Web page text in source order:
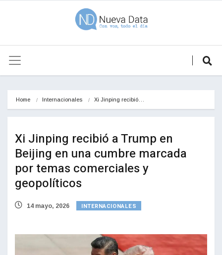
Home Internacionales Xi Jinping recibió…
Xi Jinping recibió a Trump en
Beijing en una cumbre marcada
por temas comerciales y
geopolíticos
14 mayo, 2026 INTERNACIONALES